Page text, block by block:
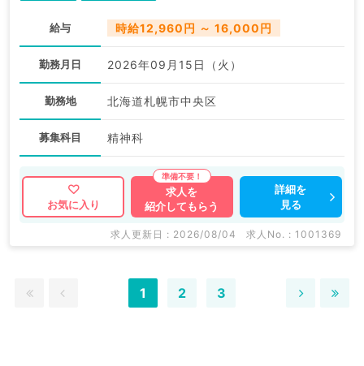
給与 時給12,960円 ～ 16,000円
勤務月日 2026年09月15日（火）
勤務地 北海道札幌市中央区
募集科目 精神科
お気に入り
求人を
紹介してもらう
詳細を
見る
求人更新日 : 2026/08/04 求人No. : 1001369
1 2 3